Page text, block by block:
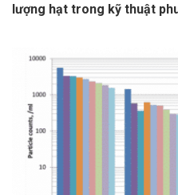
lượng hạt trong kỹ thuật